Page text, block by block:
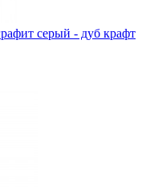
серый - дуб крафт